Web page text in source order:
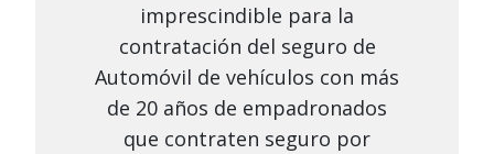
imprescindible para la
contratación del seguro de
Automóvil de vehículos con más
de 20 años de empadronados
que contraten seguro por